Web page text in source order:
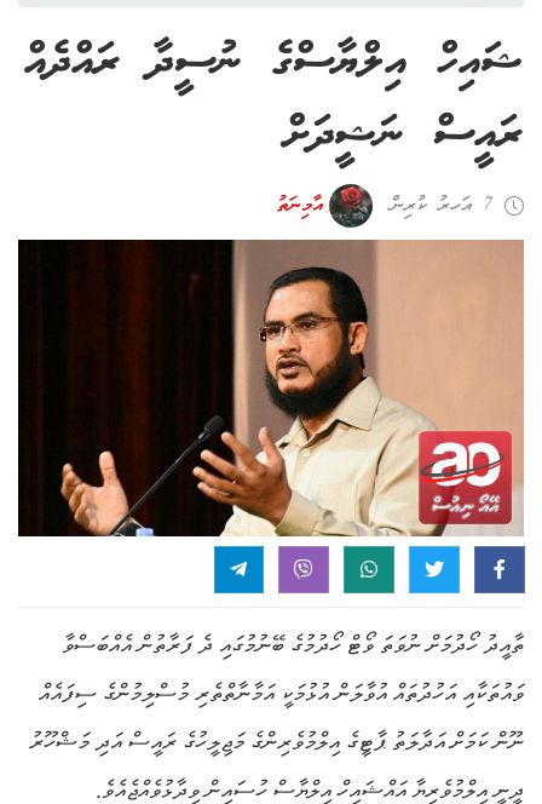
ޝައިހް އިލްޔާސްގެ ނުސީދާ ރައްދެއް
ރައީސް ނަޝީދަށް
7 އަހރު ކުރިން އާމިނަތު
ތާއީދު ހޯދުމަށް ނުވަތަ ވޯޓް ހޯދުމުގެ ބޭނުމުގައި ދެ ފަރާތުން އެއްބަސްވާ
ވައުތަކާއި އަހުދުތައް އުވާލަން އުޅުމަކީ އަމާނާތްތެރި މުސްލިމުންގެ ސިފައެއް
ނޫން ކަމަށް އަދާލަތު ޕާޓީގެ އިލްމުވެރިންގެ މަޖިލީހުގެ ރައީސް އަދި މަޝްހޫރު
ދީނީ އިލްމުވެރިޔާ އައްޝައިހް އިލްޔާސް ހުސައިން ވިދާޅުވެއްޖެއެވެ.